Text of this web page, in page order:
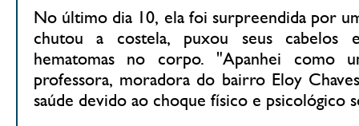
No último dia 10, ela foi surpreendida por
chutou a costela, puxou seus
hematomas no corpo. "Apanhei como
professora, moradora do bairro Eloy
saúde devido ao choque físico e psicológico